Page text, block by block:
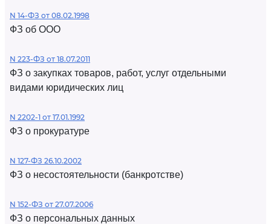
N 14-ФЗ от 08.02.1998
ФЗ об ООО
N 223-ФЗ от 18.07.2011
ФЗ о закупках товаров, работ, услуг отдельными
видами юридических лиц
N 2202-1 от 17.01.1992
ФЗ о прокуратуре
N 127-ФЗ 26.10.2002
ФЗ о несостоятельности (банкротстве)
N 152-ФЗ от 27.07.2006
ФЗ о персональных данных